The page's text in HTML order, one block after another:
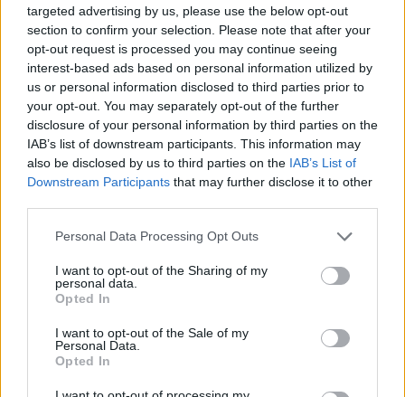
targeted advertising by us, please use the below opt-out
section to confirm your selection. Please note that after your
opt-out request is processed you may continue seeing
interest-based ads based on personal information utilized by
us or personal information disclosed to third parties prior to
your opt-out. You may separately opt-out of the further
disclosure of your personal information by third parties on the
IAB’s list of downstream participants. This information may
also be disclosed by us to third parties on the IAB’s List of
Downstream Participants that may further disclose it to other
Personal Data Processing Opt Outs
I want to opt-out of the Sharing of my
personal data.
Opted In
I want to opt-out of the Sale of my
Personal Data.
Opted In
Acțiunea Conservatoare (Târziu)
PDF (Lazarus)
PUSL (D. Voiculescu)
PNȚCD (Pavelescu)
PNCR (Terheș)
Partidul Patrioților (Surugiu)
FAR (Coarnă)
România pe Primul Loc (Ponta)
Altul
Arhiva sondajelor